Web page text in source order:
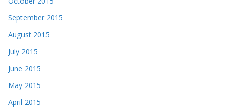
September 2015
August 2015
July 2015
June 2015
May 2015
April 2015